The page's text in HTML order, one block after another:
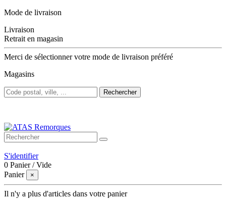
Mode de livraison
Livraison
Retrait en magasin
Merci de sélectionner votre mode de livraison préféré
Magasins
Rechercher
S'identifier
0 Panier /Vide
Panier
×
Il n'y a plus d'articles dans votre panier